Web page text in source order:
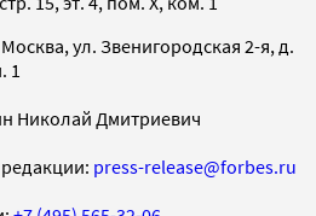
ул. Звенигородская 2-я, д.
1
Николай Дмитриевич
press-release@forbes.ru